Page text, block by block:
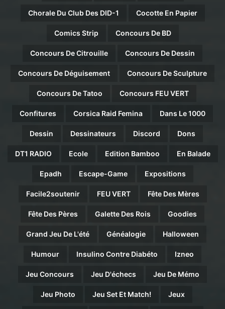
Chorale Du Club Des DID-1 Cocotte En Papier
Comics Strip Concours De BD
Concours De Citrouille Concours De Dessin
Concours De Déguisement Concours De Sculpture
Concours De Tatoo Concours FEU VERT
Confitures Corsica Raid Femina Dans Le 1000
Dessin Dessinateurs Discord Dons
DT1 RADIO Ecole Edition Bamboo En Balade
Epadh Escape-Game Expositions
Facile2soutenir FEU VERT Fête Des Mères
Fête Des Pères Galette Des Rois Goodies
Grand Jeu De L'été Généalogie Halloween
Humour Insulino Contre Diabéto Izneo
Jeu Concours Jeu D'échecs Jeu De Mémo
Jeu Photo Jeu Set Et Match! Jeux